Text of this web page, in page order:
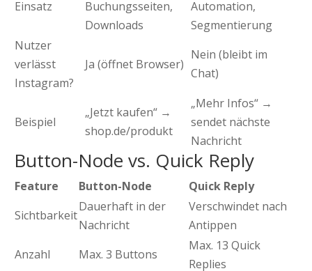
Einsatz
Buchungsseiten,
Downloads
Automation,
Segmentierung
Nutzer
verlässt
Instagram?
Ja (öffnet Browser)
Nein (bleibt im
Chat)
Beispiel
„Jetzt kaufen“ →
shop.de/produkt
„Mehr Infos“ →
sendet nächste
Nachricht
Button-Node vs. Quick Reply
Feature Button-Node
Quick Reply
Sichtbarkeit
Dauerhaft in der
Nachricht
Verschwindet nach
Antippen
Anzahl
Max. 3 Buttons
Max. 13 Quick
Replies